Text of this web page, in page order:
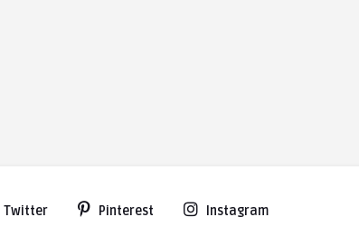
Twitter Pinterest Instagram